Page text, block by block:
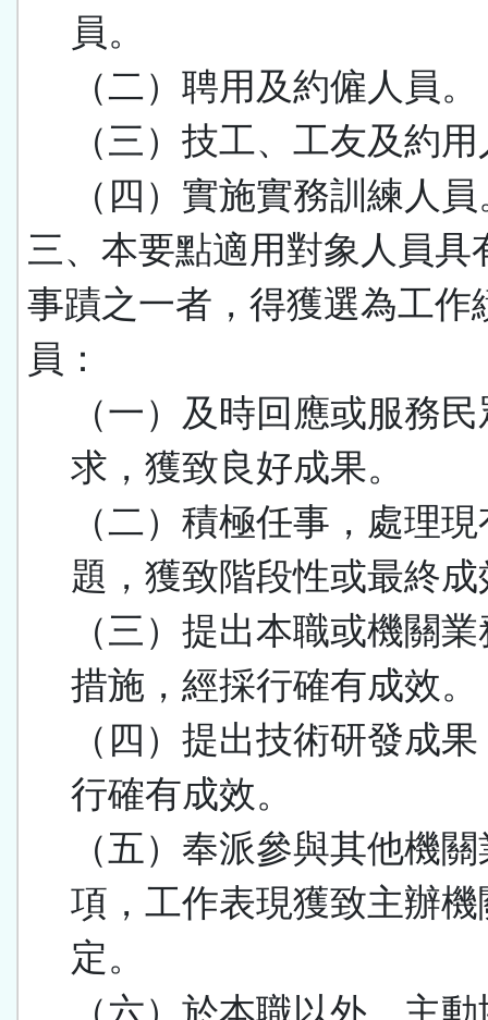
員。
（二）聘用及約僱人員。
（三）技工、工友及約
（四）實施實務訓練人員
三、本要點適用對象人員具
事蹟之一者，得獲選為工作
員：
（一）及時回應或服務
求，獲致良好成果。
（二）積極任事，處理
題，獲致階段性或最終成
（三）提出本職或機關
措施，經採行確有成效。
（四）提出技術研發成
行確有成效。
（五）奉派參與其他機
項，工作表現獲致主辦機
定。